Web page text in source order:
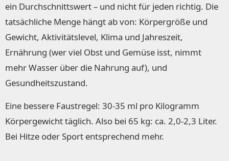
ein Durchschnittswert – und nicht für jeden richtig. Die
tatsächliche Menge hängt ab von: Körpergröße und
Gewicht, Aktivitätslevel, Klima und Jahreszeit,
Ernährung (wer viel Obst und Gemüse isst, nimmt
mehr Wasser über die Nahrung auf), und
Gesundheitszustand.
Eine bessere Faustregel: 30-35 ml pro Kilogramm
Körpergewicht täglich. Also bei 65 kg: ca. 2,0-2,3 Liter.
Bei Hitze oder Sport entsprechend mehr.